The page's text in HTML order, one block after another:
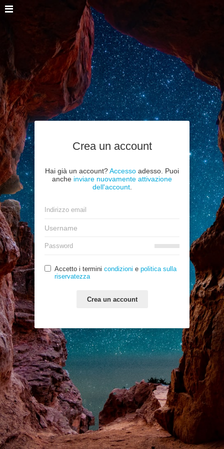
Crea un account
Hai già un account?Accesso adesso. Puoi
anche inviare nuovamente attivazione
dell'account.
Accetto i termini condizioni e politica sulla
riservatezza
Crea un account